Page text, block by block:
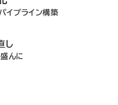
イプライン構築
し
んに